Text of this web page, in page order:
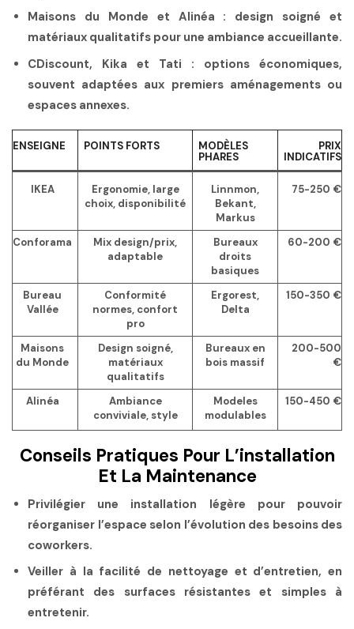
Maisons du Monde et Alinéa : design soigné et
matériaux qualitatifs pour une ambiance accueillante.
CDiscount, Kika et Tati : options économiques,
souvent adaptées aux premiers aménagements ou
espaces annexes.
ENSEIGNE POINTS FORTS
MODÈLES
PHARES
PRIX
INDICATIFS
IKEA
Ergonomie, large
choix, disponibilité
Linnmon,
Bekant,
Markus
75-250 €
Conforama
Mix design/prix,
adaptable
Bureaux
droits
basiques
60-200 €
Bureau
Vallée
Conformité
normes, confort
pro
Ergorest,
Delta
150-350 €
Maisons
du Monde
Design soigné,
matériaux
qualitatifs
Bureaux en
bois massif
200-500
€
Alinéa
Ambiance
conviviale, style
Modeles
modulables
150-450 €
Conseils Pratiques Pour L’installation
Et La Maintenance
Privilégier une installation légère pour pouvoir
réorganiser l’espace selon l’évolution des besoins des
coworkers.
Veiller à la facilité de nettoyage et d’entretien, en
préférant des surfaces résistantes et simples à
entretenir.